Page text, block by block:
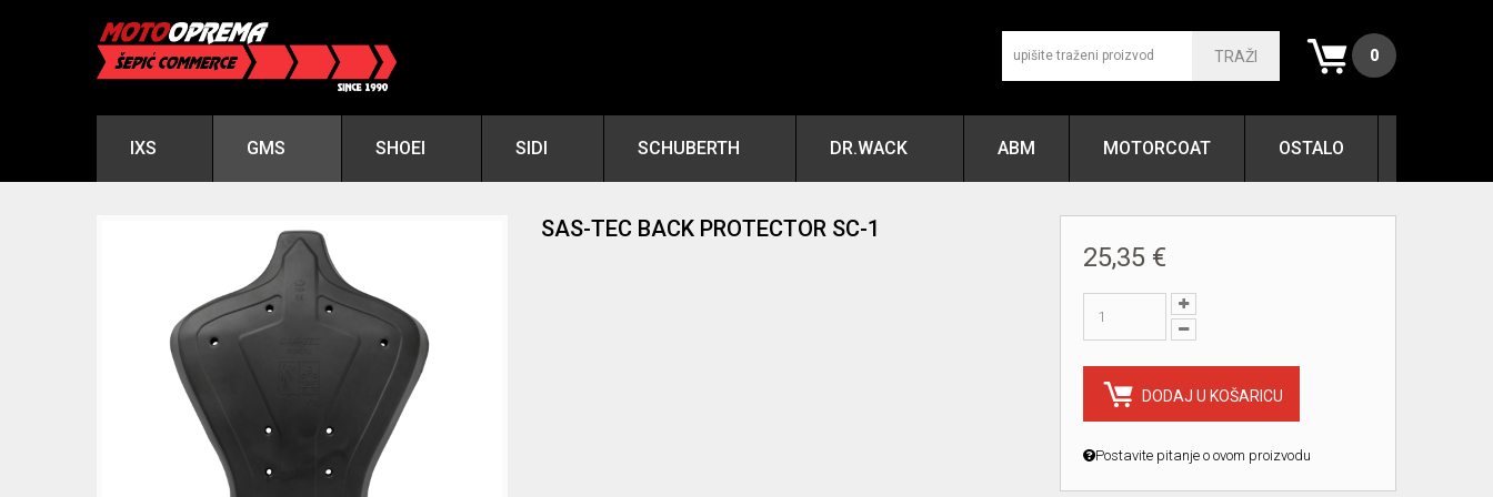
0
TRAŽI
IXS GMS SHOEI SIDI SCHUBERTH DR.WACK ABM MOTORCOAT OSTALO
SAS-TEC BACK PROTECTOR SC-1
25,35 €
DODAJ U KOŠARICU
Postavite pitanje o ovom proizvodu